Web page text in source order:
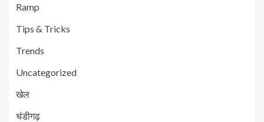
Ramp
Tips & Tricks
Trends
Uncategorized
खेल
चंडीगढ़